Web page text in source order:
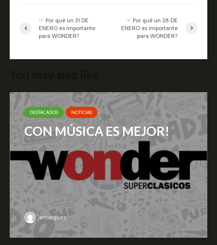
☞ Por qué un 31 DE
ENERO es importante
para WONDER?
☞ Por qué un 28 DE
ENERO es importante
para WONDER?
DESTACADOS NOTICIAS
CON MÚSICA ES MEJOR!
emarquez